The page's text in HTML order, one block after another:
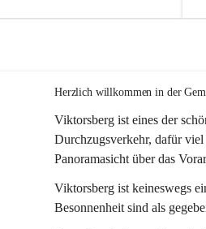
Herzlich willkommen in der
Viktorsberg ist eines der
Durchzugsverkehr, dafür
Panoramasicht über das
Viktorsberg ist keineswegs
Besonnenheit sind als